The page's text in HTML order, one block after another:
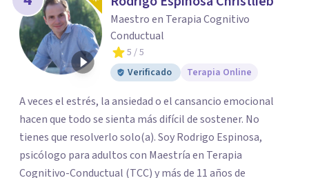
Maestro en Terapia Cognitivo
Conductual
5 / 5
Verificado
Terapia Online
A veces el estrés, la ansiedad o el cansancio emocional
hacen que todo se sienta más difícil de sostener. No
tienes que resolverlo solo(a). Soy Rodrigo Espinosa,
psicólogo para adultos con Maestría en Terapia
Cognitivo-Conductual (TCC) y más de 11 años de